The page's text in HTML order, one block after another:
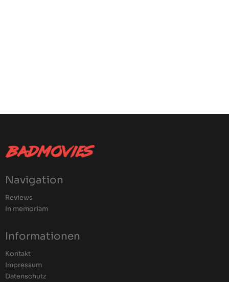
Navigation
Reviews
In memoriam
Informationen
Kontakt
Impressum
Datenschutz